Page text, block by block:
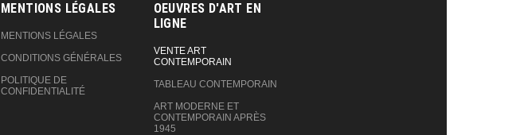
MENTIONS LÉGALES
MENTIONS LÉGALES
CONDITIONS GÉNÉRALES
POLITIQUE DE
CONFIDENTIALITÉ
OEUVRES D'ART EN
LIGNE‎
VENTE ART
CONTEMPORAIN
TABLEAU CONTEMPORAIN
ART MODERNE ET
CONTEMPORAIN APRÈS
1945